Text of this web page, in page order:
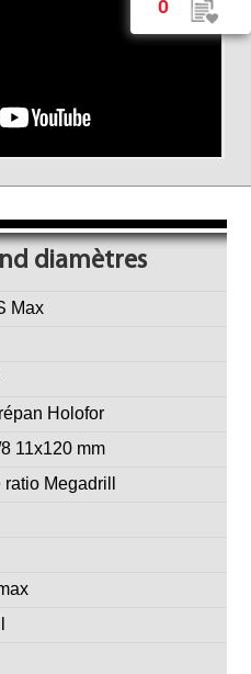
0
diamètres
Max
Holofor
11x120 mm
Megadrill